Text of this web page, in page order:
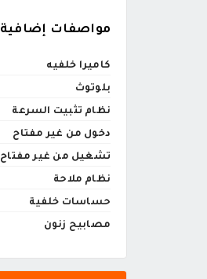
مواصفات إضافية
كاميرا خلفيه
بلوتوث
نظام تثبيت السرعة
دخول من غير مفتاح
تشغيل من غير مفتاح
نظام ملاحة
حساسات خلفية
مصابيح زنون